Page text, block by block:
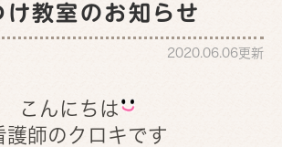
教室のお知らせ
2020.06.06更新
こんにちは
護師のクロキです